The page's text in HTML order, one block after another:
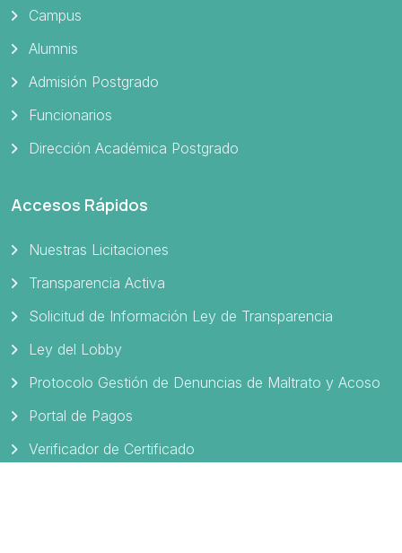
Campus
Alumnis
Admisión Postgrado
Funcionarios
Dirección Académica Postgrado
Accesos Rápidos
Nuestras Licitaciones
Transparencia Activa
Solicitud de Información Ley de Transparencia
Ley del Lobby
Protocolo Gestión de Denuncias de Maltrato y Acoso
Portal de Pagos
Verificador de Certificado